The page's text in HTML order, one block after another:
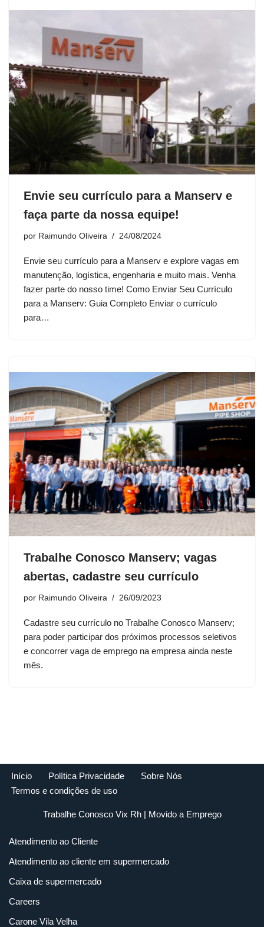
Envie seu currículo para a Manserv e
faça parte da nossa equipe!
por Raimundo Oliveira 24/08/2024
Envie seu currículo para a Manserv e explore vagas em
manutenção, logística, engenharia e muito mais. Venha
fazer parte do nosso time! Como Enviar Seu Currículo
para a Manserv: Guia Completo Enviar o currículo
para…
Trabalhe Conosco Manserv; vagas
abertas, cadastre seu currículo
por Raimundo Oliveira 26/09/2023
Cadastre seu currículo no Trabalhe Conosco Manserv;
para poder participar dos próximos processos seletivos
e concorrer vaga de emprego na empresa ainda neste
mês.
Início Política Privacidade
Sobre Nós
Termos e condições de uso
Trabalhe Conosco Vix Rh| Movido a Emprego
Atendimento ao Cliente
Atendimento ao cliente em supermercado
Caixa de supermercado
Careers
Carone Vila Velha